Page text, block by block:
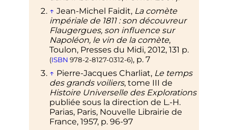
↑ Jean-Michel Faidit, La comète
impériale de 1811 : son découvreur
Flaugergues, son influence sur
Napoléon, le vin de la comète,
Toulon, Presses du Midi, 2012, 131 p.
(ISBN 978-2-8127-0312-6), p. 7
↑ Pierre-Jacques Charliat, Le temps
des grands voiliers, tome III de
Histoire Universelle des Explorations
publiée sous la direction de L.-H.
Parias, Paris, Nouvelle Librairie de
France, 1957, p. 96-97